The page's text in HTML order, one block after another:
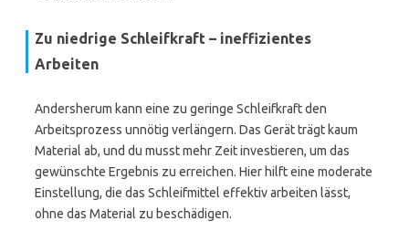
Zu niedrige Schleifkraft – ineffizientes
Arbeiten
Andersherum kann eine zu geringe Schleifkraft den
Arbeitsprozess unnötig verlängern. Das Gerät trägt kaum
Material ab, und du musst mehr Zeit investieren, um das
gewünschte Ergebnis zu erreichen. Hier hilft eine moderate
Einstellung, die das Schleifmittel effektiv arbeiten lässt,
ohne das Material zu beschädigen.